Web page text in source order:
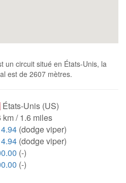
un circuit situé en États-Unis, la
est de 2607 mètres.
États-Unis (US)
km / 1.6 miles
(dodge viper)
(dodge viper)
(-)
(-)